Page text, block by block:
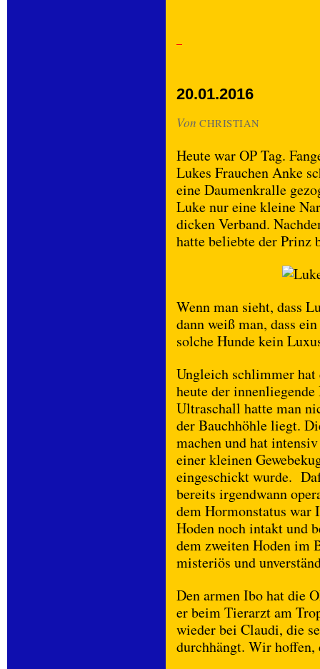
20.01.2016
Von CHRISTIAN
Heute war OP Tag.
Lukes Frauchen Anke
eine Daumenkralle
Luke nur eine kleine
dicken Verband.
hatte beliebte der Prinz
Wenn man sieht, dass
dann weiß man, dass
solche Hunde kein
Ungleich schlimmer hat
heute der
Ultraschall hatte man
der Bauchhöhle liegt.
machen und hat
einer kleinen
eingeschickt wurde.
bereits irgendwann
dem Hormonstatus war
Hoden noch intakt und
dem zweiten Hoden im
misteriös und
Den armen Ibo hat die
er beim Tierarzt am
wieder bei Claudi, die
durchhängt. Wir hoffen,